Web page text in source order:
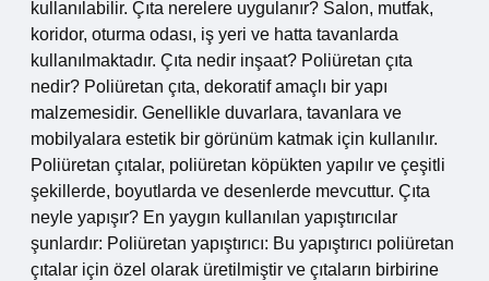
kullanılabilir. Çıta nerelere uygulanır? Salon, mutfak,
koridor, oturma odası, iş yeri ve hatta tavanlarda
kullanılmaktadır. Çıta nedir inşaat? Poliüretan çıta
nedir? Poliüretan çıta, dekoratif amaçlı bir yapı
malzemesidir. Genellikle duvarlara, tavanlara ve
mobilyalara estetik bir görünüm katmak için kullanılır.
Poliüretan çıtalar, poliüretan köpükten yapılır ve çeşitli
şekillerde, boyutlarda ve desenlerde mevcuttur. Çıta
neyle yapışır? En yaygın kullanılan yapıştırıcılar
şunlardır: Poliüretan yapıştırıcı: Bu yapıştırıcı poliüretan
çıtalar için özel olarak üretilmiştir ve çıtaların birbirine